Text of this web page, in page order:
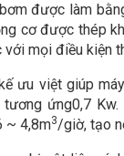
được làm
cơ được thép
mọi điều kiện
ưu việt giúp
ứng0,7
~ 4,8m3/giờ, tạo